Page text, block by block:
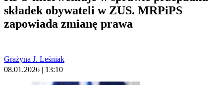
składek obywateli w ZUS. MRPiPS
zapowiada zmianę prawa
Grażyna J. Leśniak
08.01.2026 | 13:10